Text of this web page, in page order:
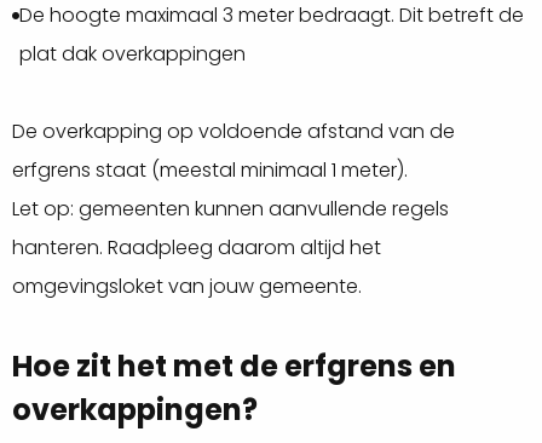
De hoogte maximaal 3 meter bedraagt. Dit betreft de
plat dak overkappingen
De overkapping op voldoende afstand van de
erfgrens staat (meestal minimaal 1 meter).
Let op: gemeenten kunnen aanvullende regels
hanteren. Raadpleeg daarom altijd het
omgevingsloket van jouw gemeente.
Hoe zit het met de erfgrens en
overkappingen?